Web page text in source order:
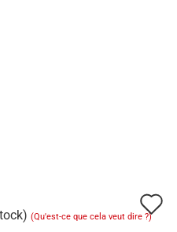
(Qu'est-ce que cela veut dire ?)